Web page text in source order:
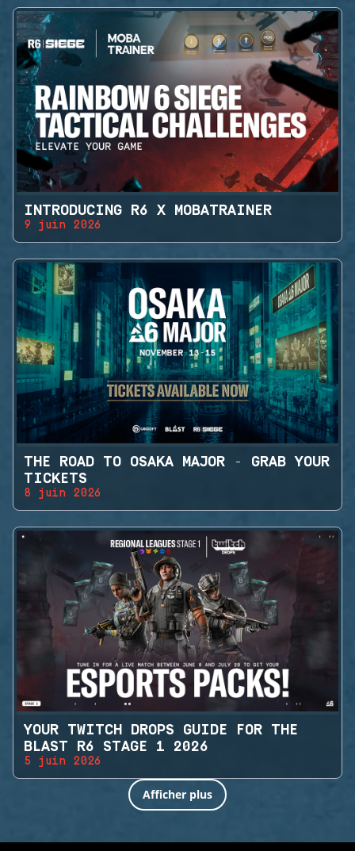
INTRODUCING R6 X MOBATRAINER
9 juin 2026
THE ROAD TO OSAKA MAJOR - GRAB YOUR
TICKETS
8 juin 2026
YOUR TWITCH DROPS GUIDE FOR THE
BLAST R6 STAGE 1 2026
5 juin 2026
Afficher plus